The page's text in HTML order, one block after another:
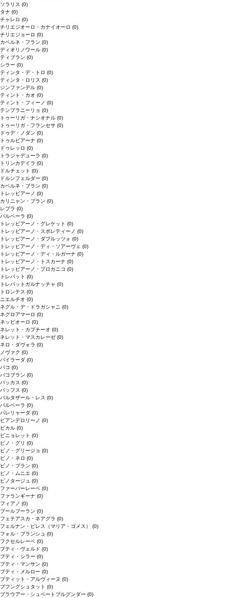
ソラリス (0)
タナ (0)
チャレロ (0)
チリエジオーロ・カナイオーロ (0)
チリエジョーロ (0)
カベルネ・フラン (0)
ディオリノワール (0)
ティブラン (0)
シラー (0)
ティンタ・デ・トロ (0)
ティンタ・ロリス (0)
ジンファンデル (0)
ティント・カオ (0)
ティント・フィーノ (0)
テンプラニーリョ (0)
トゥーリガ・ナシオナル (0)
トゥーリガ・フランセサ (0)
ドゥデ・ノダン (0)
トゥルビアーナ (0)
ドゥレッロ (0)
トラジャデューラ (0)
トリンカデイラ (0)
ドルチェット (0)
ドルンフェルダー (0)
カベルネ・ブラン (0)
トレッビアーノ (0)
カリニャン・ブラン (0)
レブラ (0)
バルベーラ (0)
トレッビアーノ・グレケット (0)
トレッビアーノ・スポレティーノ (0)
トレッビアーノ・ダブルッツォ (0)
トレッビアーノ・ディ・ソアーヴェ (0)
トレッビアーノ・ディ・ルガーナ (0)
トレッビアーノ・トスカーナ (0)
トレッビアーノ・プロカニコ (0)
トレパット (0)
トレパットガルナッチャ (0)
トロンテス (0)
ニエルチオ (0)
ネグル・デ・ドラガシャニ (0)
ネグロアマーロ (0)
ネッビオーロ (0)
ネレット・カプチーオ (0)
ネレット・マスカレーゼ (0)
ネロ・ダヴォラ (0)
ノヴァク (0)
バイラーダ (0)
バコ (0)
バコブラン (0)
バッカス (0)
バッフス (0)
バルタザール・レス (0)
バルベーラ (0)
パレリャーダ (0)
ピアンデロリーノ (0)
ビカル (0)
ピニョレット (0)
ピノ・グリ (0)
ピノ・グリージョ (0)
ピノ・ネロ (0)
ピノ・ブラン (0)
ピノ・ムニエ (0)
ピノタージュ (0)
ファーバーレーベ (0)
ファランギーナ (0)
フィアノ (0)
ブールブーラン (0)
フェテアスカ・ネアグラ (0)
フェルナン・ピレス（マリア・ゴメス） (0)
フォル・ブランシュ (0)
フクセルレーベ (0)
プティ・ヴェルド (0)
プティ・シラー (0)
プティ・マンサン (0)
プティ・メルロー (0)
プティット・アルヴィーヌ (0)
プフングシュタット (0)
ブラウアー・シュペートブルグンダー (0)